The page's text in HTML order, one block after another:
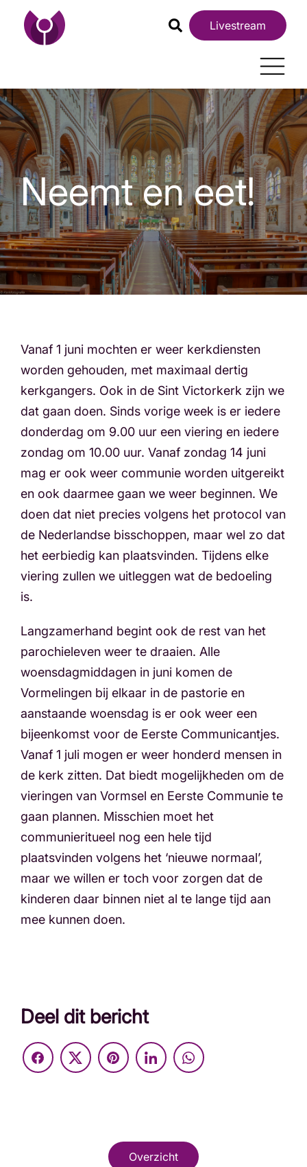
Livestream
Neemt en eet!
Vanaf 1 juni mochten er weer kerkdiensten
worden gehouden, met maximaal dertig
kerkgangers. Ook in de Sint Victorkerk zijn we
dat gaan doen. Sinds vorige week is er iedere
donderdag om 9.00 uur een viering en iedere
zondag om 10.00 uur. Vanaf zondag 14 juni
mag er ook weer communie worden uitgereikt
en ook daarmee gaan we weer beginnen. We
doen dat niet precies volgens het protocol van
de Nederlandse bisschoppen, maar wel zo dat
het eerbiedig kan plaatsvinden. Tijdens elke
viering zullen we uitleggen wat de bedoeling
is.
Langzamerhand begint ook de rest van het
parochieleven weer te draaien. Alle
woensdagmiddagen in juni komen de
Vormelingen bij elkaar in de pastorie en
aanstaande woensdag is er ook weer een
bijeenkomst voor de Eerste Communicantjes.
Vanaf 1 juli mogen er weer honderd mensen in
de kerk zitten. Dat biedt mogelijkheden om de
vieringen van Vormsel en Eerste Communie te
gaan plannen. Misschien moet het
communieritueel nog een hele tijd
plaatsvinden volgens het ‘nieuwe normaal’,
maar we willen er toch voor zorgen dat de
kinderen daar binnen niet al te lange tijd aan
mee kunnen doen.
Deel dit bericht
Overzicht